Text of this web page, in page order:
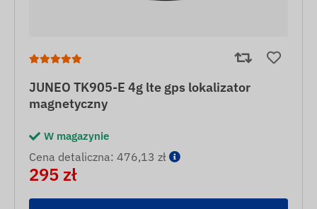
JUNEO TK905-E 4g lte gps lokalizator
magnetyczny
W magazynie
Cena detaliczna: 476,13 zł
295 zł